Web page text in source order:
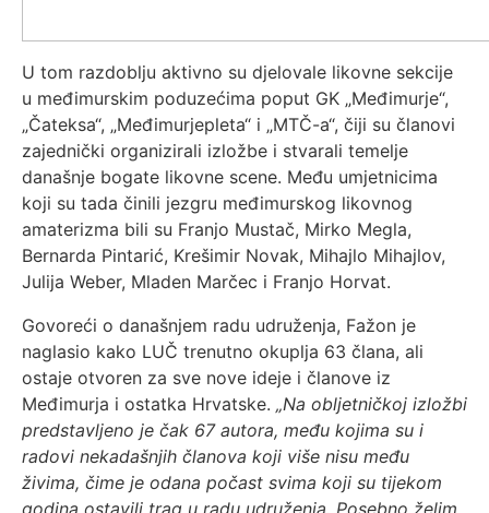
U tom razdoblju aktivno su djelovale likovne sekcije
u međimurskim poduzećima poput GK „Međimurje“,
„Čateksa“, „Međimurjepleta“ i „MTČ-a“, čiji su članovi
zajednički organizirali izložbe i stvarali temelje
današnje bogate likovne scene. Među umjetnicima
koji su tada činili jezgru međimurskog likovnog
amaterizma bili su Franjo Mustač, Mirko Megla,
Bernarda Pintarić, Krešimir Novak, Mihajlo Mihajlov,
Julija Weber, Mladen Marčec i Franjo Horvat.
Govoreći o današnjem radu udruženja, Fažon je
naglasio kako LUČ trenutno okuplja 63 člana, ali
ostaje otvoren za sve nove ideje i članove iz
Međimurja i ostatka Hrvatske. „Na obljetničkoj izložbi
predstavljeno je čak 67 autora, među kojima su i
radovi nekadašnjih članova koji više nisu među
živima, čime je odana počast svima koji su tijekom
godina ostavili trag u radu udruženja. Posebno želim